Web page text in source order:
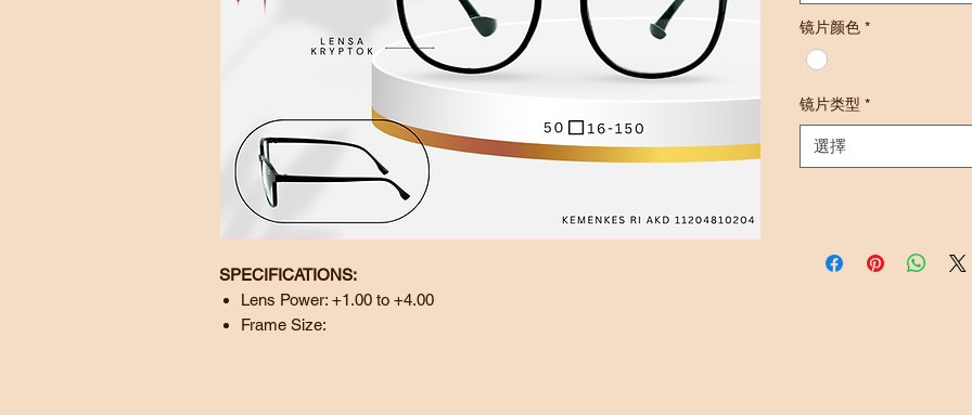
SPECIFICATIONS:
Lens Power: +1.00 to +4.00
Frame Size:
镜片颜色 *
镜片类型 *
選擇